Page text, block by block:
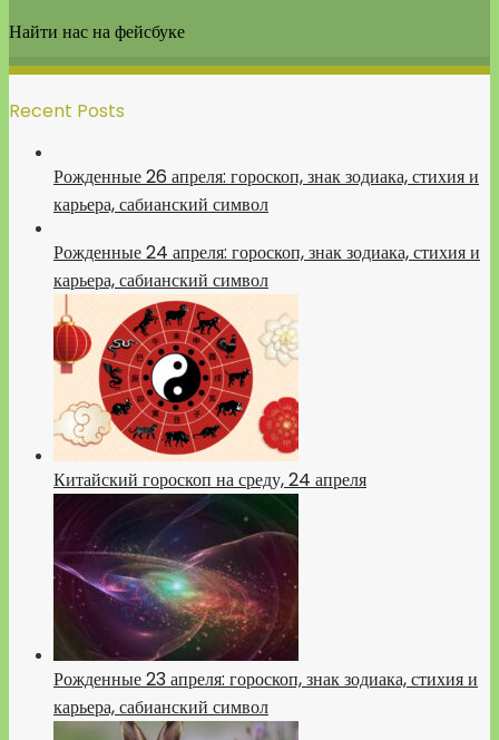
Найти нас на фейсбуке
Recent Posts
Рожденные 26 апреля: гороскоп, знак зодиака, стихия и
карьера, сабианский символ
Рожденные 24 апреля: гороскоп, знак зодиака, стихия и
карьера, сабианский символ
Китайский гороскоп на среду, 24 апреля
Рожденные 23 апреля: гороскоп, знак зодиака, стихия и
карьера, сабианский символ